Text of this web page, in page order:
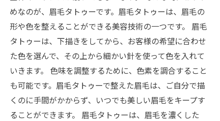
めなのが、眉毛タトゥーです。眉毛タトゥーは、眉毛の
形や色を整えることができる美容技術の一つです。 眉毛
タトゥーは、下描きをしてから、お客様の希望に合わせ
た色を選んで、その上から細かい針を使って色を入れて
いきます。 色味を調整するために、色素を調合すること
も可能です。眉毛タトゥーで整えた眉毛は、ご自分で描
くのに手間がかからず、いつでも美しい眉毛をキープす
ることができます。 眉毛タトゥーは、眉毛を濃くした